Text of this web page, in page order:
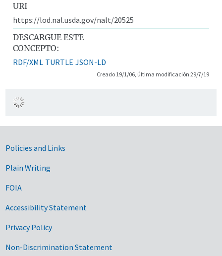
URI
https://lod.nal.usda.gov/nalt/20525
DESCARGUE ESTE
CONCEPTO:
RDF/XML TURTLE JSON-LD
Creado 19/1/06, última modificación 29/7/19
Government Links
Policies and Links
Plain Writing
FOIA
Accessibility Statement
Privacy Policy
Non-Discrimination Statement